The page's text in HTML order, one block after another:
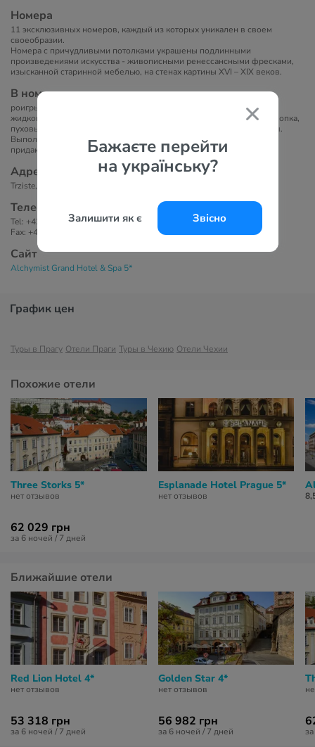
Бажаєте перейти
на українську?
Залишити як є Звісно
Номера
11 эксклюзивных номеров, каждый из которых уникален в своем
своеобразии.
Номера с причудливыми потолками украшены подлинными
произведениями искусства - живописными ренессансными фресками,
изысканной старинной мебелью, на стенах картины XVI – XIX веков.
В номерах
роигрыватель компакт-дисков и DVD, телевизор с
жидкокристаллической панелью, банные полотенца из лучшего хлопка,
пуховые подушки и одеяла, фен, сейф, мини бар, махровые халаты.
Выполненные в стиле барокко кровати с высокими балдахинами
придают номерам неповторимое очарование.
Адрес
Trziste, 19, Прага 1, 110 00, Чехия
Телефоны
Tel: +420257286011
Fax: +420257286017
Сайт
Alchymist Grand Hotel & Spa 5*
График цен
Туры в Прагу Отели Праги Туры в Чехию Отели Чехии
Похожие отели
Three Storks 5*
нет отзывов
62 029 грн
за 6 ночей / 7 дней
Esplanade Hotel Prague 5*
нет отзывов
Ближайшие отели
Red Lion Hotel 4*
нет отзывов
53 318 грн
за 6 ночей / 7 дней
Golden Star 4*
нет отзывов
56 982 грн
за 6 ночей / 7 дней